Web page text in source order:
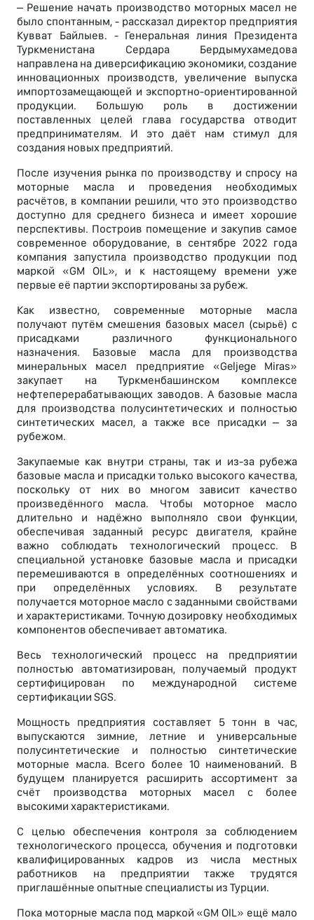
– Решение начать производство моторных масел не
было спонтанным, - рассказал директор предприятия
Кувват Байлыев. - Генеральная линия Президента
Туркменистана Сердара Бердымухамедова
направлена на диверсификацию экономики, создание
инновационных производств, увеличение выпуска
импортозамещающей и экспортно-ориентированной
продукции. Большую роль в достижении
поставленных целей глава государства отводит
предпринимателям. И это даёт нам стимул для
создания новых предприятий.
После изучения рынка по производству и спросу на
моторные масла и проведения необходимых
расчётов, в компании решили, что это производство
доступно для среднего бизнеса и имеет хорошие
перспективы. Построив помещение и закупив самое
современное оборудование, в сентябре 2022 года
компания запустила производство продукции под
маркой «GM OIL», и к настоящему времени уже
первые её партии экспортированы за рубеж.
Как известно, современные моторные масла
получают путём смешения базовых масел (сырьё) с
присадками различного функционального
назначения. Базовые масла для производства
минеральных масел предприятие «Geljege Miras»
закупает на Туркменбашинском комплексе
нефтеперерабатывающих заводов. А базовые масла
для производства полусинтетических и полностью
синтетических масел, а также все присадки – за
рубежом.
Закупаемые как внутри страны, так и из-за рубежа
базовые масла и присадки только высокого качества,
поскольку от них во многом зависит качество
произведённого масла. Чтобы моторное масло
длительно и надёжно выполняло свои функции,
обеспечивая заданный ресурс двигателя, крайне
важно соблюдать технологический процесс. В
специальной установке базовые масла и присадки
перемешиваются в определённых соотношениях и
при определённых условиях. В результате
получается моторное масло с заданными свойствами
и характеристиками. Точную дозировку необходимых
компонентов обеспечивает автоматика.
Весь технологический процесс на предприятии
полностью автоматизирован, получаемый продукт
сертифицирован по международной системе
сертификации SGS.
Мощность предприятия составляет 5 тонн в час,
выпускаются зимние, летние и универсальные
полусинтетические и полностью синтетические
моторные масла. Всего более 10 наименований. В
будущем планируется расширить ассортимент за
счёт производства моторных масел с более
высокими характеристиками.
С целью обеспечения контроля за соблюдением
технологического процесса, обучения и подготовки
квалифицированных кадров из числа местных
работников на предприятии также трудятся
приглашённые опытные специалисты из Турции.
Пока моторные масла под маркой «GM OIL» ещё мало